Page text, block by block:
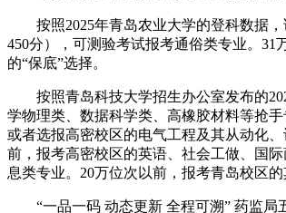
按照2025年青岛农业大学的登科数据，
450分），可测验考试报考通俗类专业。
的“保底”选择。
按照青岛科技大学招生办公室发布的
学物理类、数据科学类、高橡胶材料等抢
或者选报高密校区的电气工程及其从动化
前，报考高密校区的英语、社会工做、国
息类专业。20万位次以前，报考青岛校区
“一品一码 动态更新 全程可溯” 药监局